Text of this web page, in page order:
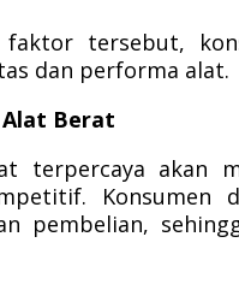
faktor tersebut,
dan performa alat.
Berat
terpercaya akan
Konsumen
pembelian,